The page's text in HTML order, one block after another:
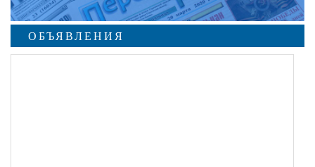
ОБЪЯВЛЕНИЯ